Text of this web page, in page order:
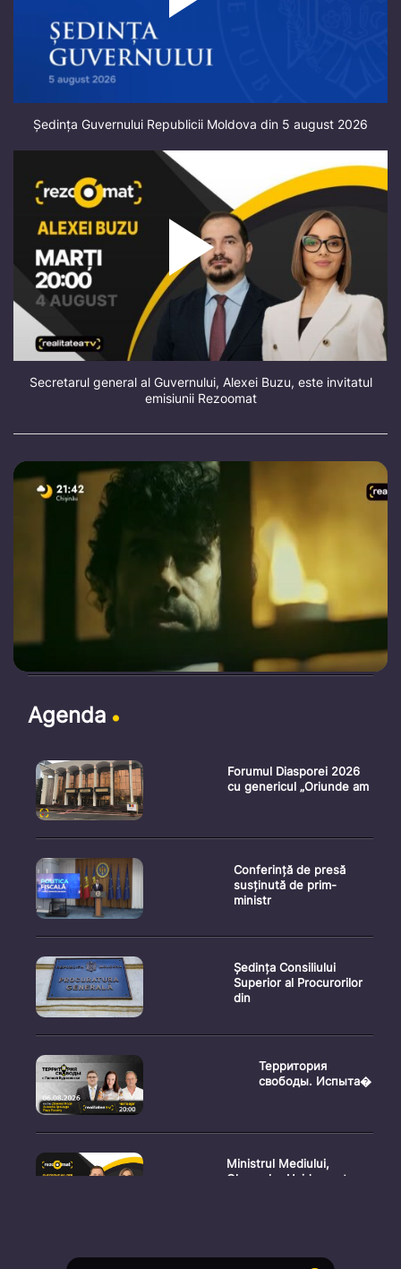
Ședința Guvernului Republicii Moldova din 5 august 2026
Secretarul general al Guvernului, Alexei Buzu, este invitatul
emisiunii Rezoomat
Agenda
Forumul Diasporei 2026
cu genericul „Oriunde am
Conferință de presă
susținută de prim-
ministr
Ședința Consiliului
Superior al Procurorilor
din
Территория
свободы. Испыта�
Ministrul Mediului,
Gheorghe Hajder, este
Consultări publice privind